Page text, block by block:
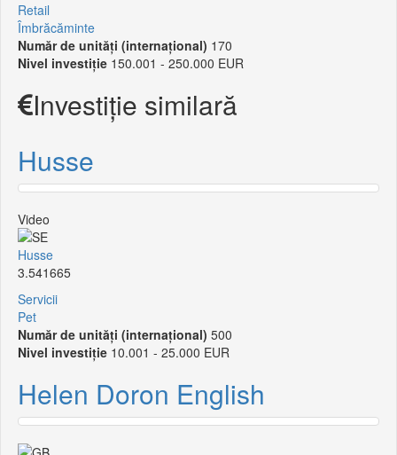
Retail
Îmbrăcăminte
Număr de unități (internațional) 170
Nivel investiție 150.001 - 250.000 EUR
Investiție similară
Husse
Video
Husse
3.541665
Servicii
Pet
Număr de unități (internațional) 500
Nivel investiție 10.001 - 25.000 EUR
Helen Doron English